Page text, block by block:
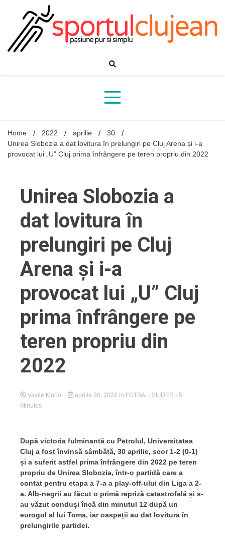
Home 2022 aprilie
30
Unirea Slobozia a dat lovitura în prelungiri pe Cluj Arena și i-a
provocat lui „U” Cluj prima înfrângere pe teren propriu din 2022
Unirea Slobozia a
dat lovitura în
prelungiri pe Cluj
Arena și i-a
provocat lui „U” Cluj
prima înfrângere pe
teren propriu din
2022
Vasile Manu aprilie 30, 2022 in FOTBAL SLIDER - 5
Minutes
După victoria fulminantă cu Petrolul, Universitatea
Cluj a fost învinsă sâmbătă, 30 aprilie, scor 1-2 (0-1)
și a suferit astfel prima înfrângere din 2022 pe teren
propriu de Unirea Slobozia, într-o partidă care a
contat pentru etapa a 7-a a play-off-ului din Liga a 2-
a. Alb-negrii au făcut o primă repriză catastrofală și s-
au văzut conduși încă din minutul 12 după un
eurogol al lui Toma, iar oaspeții au dat lovitura în
prelungirile partidei.